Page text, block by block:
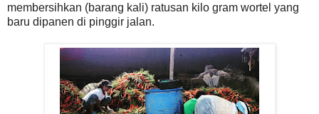
membersihkan (barang kali) ratusan kilo gram wortel yang
baru dipanen di pinggir jalan.